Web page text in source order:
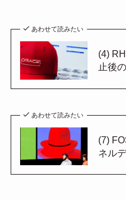
あわせて読みたい
(4)
止後
あわせて読みたい
(7)
ネル